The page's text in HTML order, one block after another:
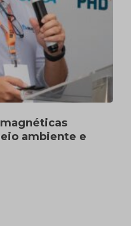
ambiente e